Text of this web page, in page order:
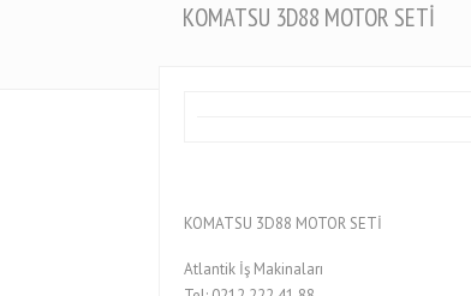
KOMATSU 3D88 MOTOR SETİ
KOMATSU 3D88 MOTOR SETİ
Atlantik İş Makinaları